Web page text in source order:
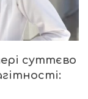
суттєво